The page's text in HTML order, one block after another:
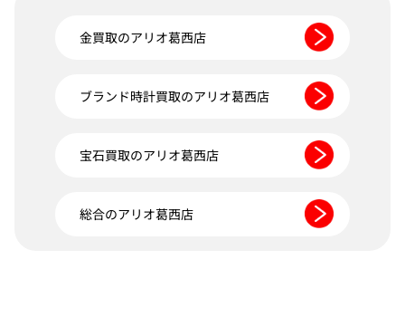
金買取のアリオ葛西店
ブランド時計買取のアリオ葛西店
宝石買取のアリオ葛西店
総合のアリオ葛西店